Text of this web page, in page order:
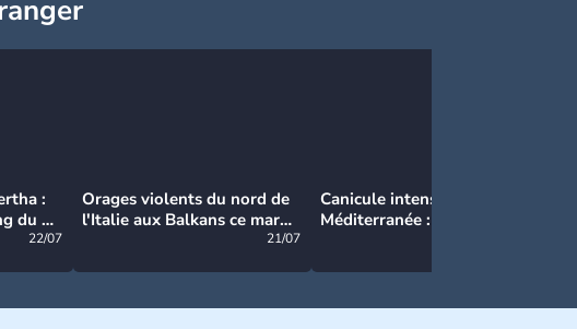
:
du du
22/07
Orages violents du nord de
l'Italie aux Balkans ce mardi
21/07
Canicule intense en
Méditerranée : près de 50°C